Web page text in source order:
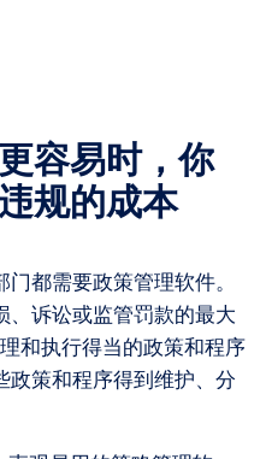
容易时，你
规的成本
都需要政策管理软件。
、诉讼或监管罚款的最大
和执行得当的政策和程序
策和程序得到维护、分